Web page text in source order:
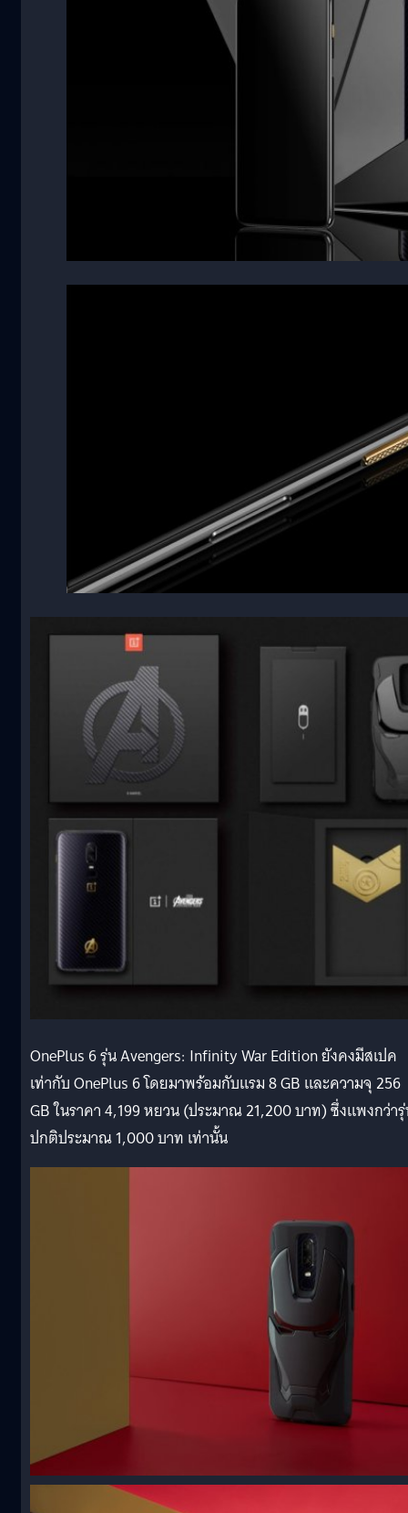
OnePlus 6 รุ่น Avengers: Infinity War Edition ยังคงมีสเปค
เท่ากับ OnePlus 6 โดยมาพร้อมกับแรม 8 GB และความจุ 256
GB ในราคา 4,199 หยวน (ประมาณ 21,200 บาท) ซึ่งแพงกว่า
ปกติประมาณ 1,000 บาท เท่านั้น